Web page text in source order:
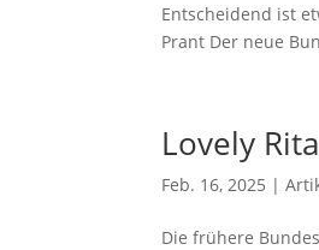
Entscheidend ist
Prant Der neue
Lovely
Feb. 16, 2025 |
Die frühere